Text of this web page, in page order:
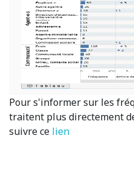
Pour s'informer sur les
traitent plus directement de
suivre ce lien